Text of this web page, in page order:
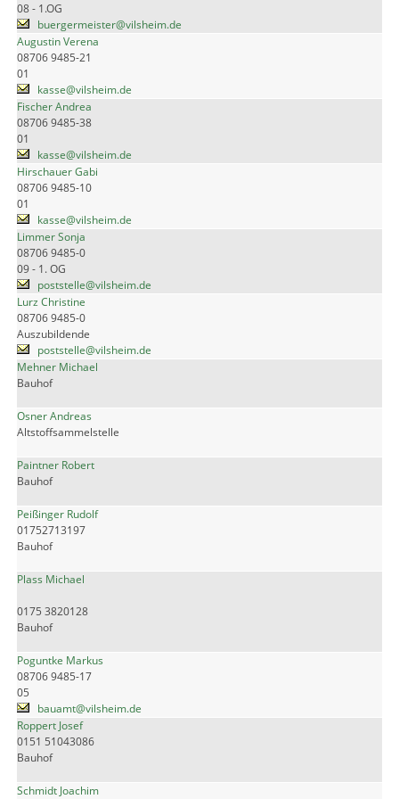
08 - 1.OG
buergermeister@vilsheim.de
Augustin Verena
08706 9485-21
01
kasse@vilsheim.de
Fischer Andrea
08706 9485-38
01
kasse@vilsheim.de
Hirschauer Gabi
08706 9485-10
01
kasse@vilsheim.de
Limmer Sonja
08706 9485-0
09 - 1. OG
poststelle@vilsheim.de
Lurz Christine
08706 9485-0
Auszubildende
poststelle@vilsheim.de
Mehner Michael
Bauhof
Osner Andreas
Altstoffsammelstelle
Paintner Robert
Bauhof
Peißinger Rudolf
01752713197
Bauhof
Plass Michael
0175 3820128
Bauhof
Poguntke Markus
08706 9485-17
05
bauamt@vilsheim.de
Roppert Josef
0151 51043086
Bauhof
Schmidt Joachim